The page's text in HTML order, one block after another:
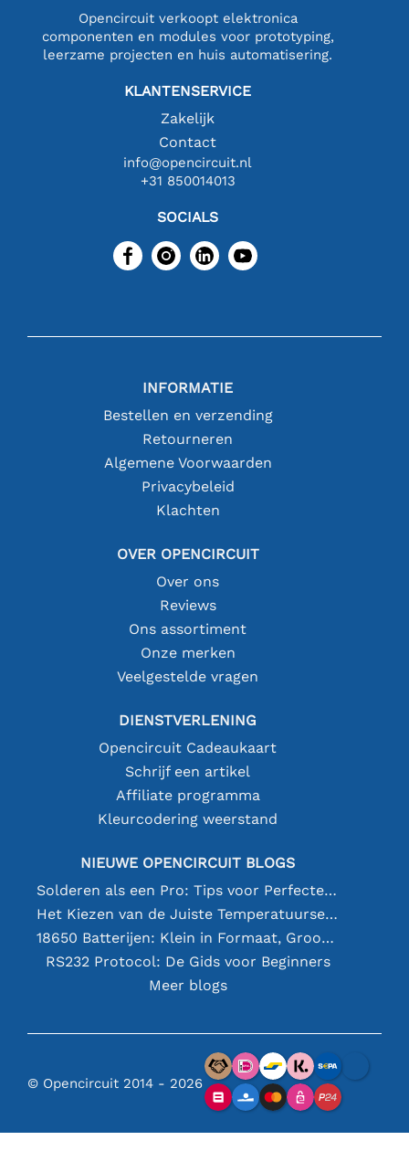
Opencircuit verkoopt elektronica
componenten en modules voor prototyping,
leerzame projecten en huis automatisering.
KLANTENSERVICE
Zakelijk
Contact
info@opencircuit.nl
+31 850014013
SOCIALS
INFORMATIE
Bestellen en verzending
Retourneren
Algemene Voorwaarden
Privacybeleid
Klachten
OVER OPENCIRCUIT
Over ons
Reviews
Ons assortiment
Onze merken
Veelgestelde vragen
DIENSTVERLENING
Opencircuit Cadeaukaart
Schrijf een artikel
Affiliate programma
Kleurcodering weerstand
NIEUWE OPENCIRCUIT BLOGS
Solderen als een Pro: Tips voor Perfecte Elektronische Verbindingen
Het Kiezen van de Juiste Temperatuursensor [youtube]
18650 Batterijen: Klein in Formaat, Groot in Prestatie
RS232 Protocol: De Gids voor Beginners
Meer blogs
© Opencircuit 2014 - 2026